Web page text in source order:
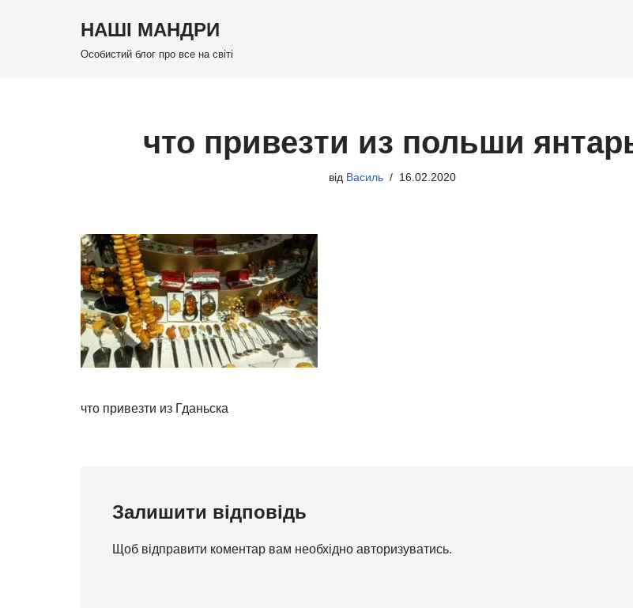
НАШІ МАНДРИ
Особистий блог про все на світі
что привезти из польши
від Василь 16.02.2020
что привезти из Гданьска
Залишити відповідь
Щоб відправити коментар вам необхідно авторизуватись.